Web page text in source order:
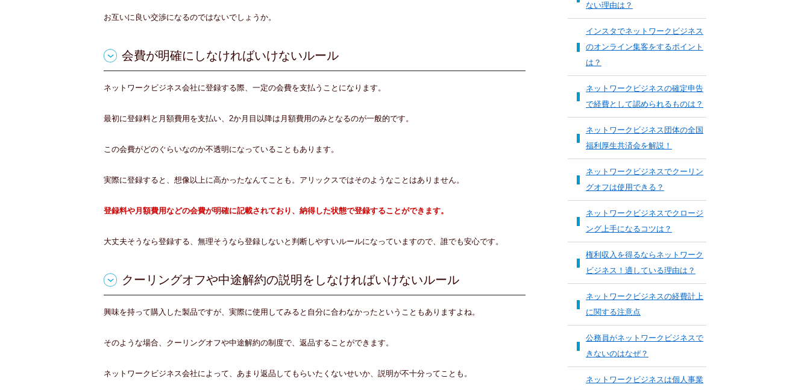
お互いに良い交渉になるのではないでしょうか。
会費が明確にしなければいけないルール
ネットワークビジネス会社に登録する際、一定の会費を支払うことになります。
最初に登録料と月額費用を支払い、2か月目以降は月額費用のみとなるのが一般的です。
この会費がどのぐらいなのか不透明になっていることもあります。
実際に登録すると、想像以上に高かったなんてことも。アリックスではそのようなことはありません。
登録料や月額費用などの会費が明確に記載されており、納得した状態で登録することができます。
大丈夫そうなら登録する、無理そうなら登録しないと判断しやすいルールになっていますので、誰でも安心です。
クーリングオフや中途解約の説明をしなければいけないルール
興味を持って購入した製品ですが、実際に使用してみると自分に合わなかったということもありますよね。
そのような場合、クーリングオフや中途解約の制度で、返品することができます。
ネットワークビジネス会社によって、あまり返品してもらいたくないせいか、説明が不十分ってことも。
ない理由は？
インスタでネットワークビジネス
のオンライン集客をするポイント
は？
ネットワークビジネスの確定申告
で経費として認められるものは？
ネットワークビジネス団体の全国
福利厚生共済会を解説！
ネットワークビジネスでクーリン
グオフは使用できる？
ネットワークビジネスでクロージ
ング上手になるコツは？
権利収入を得るならネットワーク
ビジネス！適している理由は？
ネットワークビジネスの経費計上
に関する注意点
公務員がネットワークビジネスで
きないのはなぜ？
ネットワークビジネスは個人事業